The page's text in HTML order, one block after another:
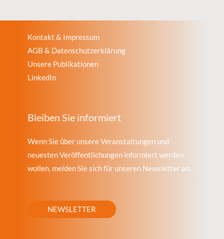
Kontakt & Impressum
AGB & Datenschutzerklärung
Unsere Publikationen
LinkedIn
Bleiben Sie informiert
Wenn Sie über unsere Veranstaltungen und
neuesten Veröffentlichungen informiert werden
wollen, melden Sie sich für unseren Newsletter an.
NEWSLETTER